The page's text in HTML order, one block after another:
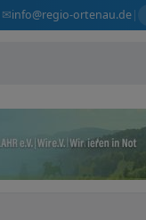
✉info@regio-ortenau.de|